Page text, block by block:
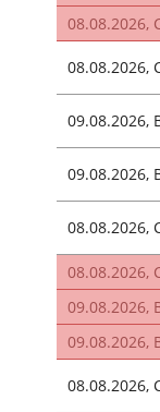
08.08.2026,
08.08.2026,
09.08.2026,
09.08.2026,
08.08.2026,
08.08.2026,
09.08.2026,
09.08.2026,
08.08.2026,